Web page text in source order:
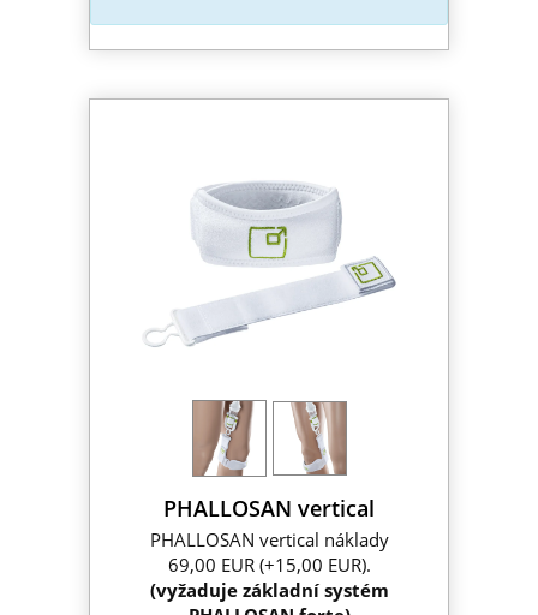
PHALLOSAN vertical
PHALLOSAN vertical náklady
69,00 EUR (+15,00 EUR).
(vyžaduje základní systém